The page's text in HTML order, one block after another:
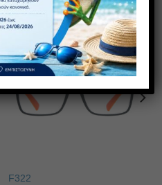
Πρόσθήκη
στην λίστα
F322